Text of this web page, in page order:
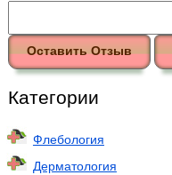
Оставить Отзыв
Категории
Флебология
Дерматология